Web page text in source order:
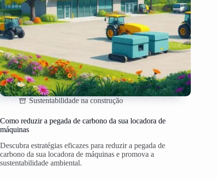
Sustentabilidade na construção
Como reduzir a pegada de carbono da sua locadora de
máquinas
Descubra estratégias eficazes para reduzir a pegada de
carbono da sua locadora de máquinas e promova a
sustentabilidade ambiental.